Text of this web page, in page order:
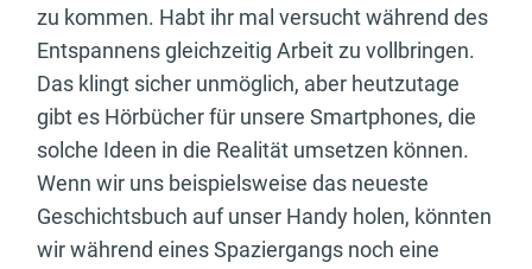
zu kommen. Habt ihr mal versucht während des
Entspannens gleichzeitig Arbeit zu vollbringen.
Das klingt sicher unmöglich, aber heutzutage
gibt es Hörbücher für unsere Smartphones, die
solche Ideen in die Realität umsetzen können.
Wenn wir uns beispielsweise das neueste
Geschichtsbuch auf unser Handy holen, könnten
wir während eines Spaziergangs noch eine